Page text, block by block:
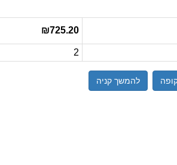
₪725.20
2
להמשך קניה